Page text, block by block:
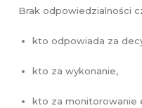
Brak odpowiedzialności
kto odpowiada za
kto za wykonanie,
kto za monitorowanie